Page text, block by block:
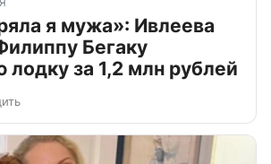
я мужа»: Ивлеева
Бегаку
за 1,2 млн рублей